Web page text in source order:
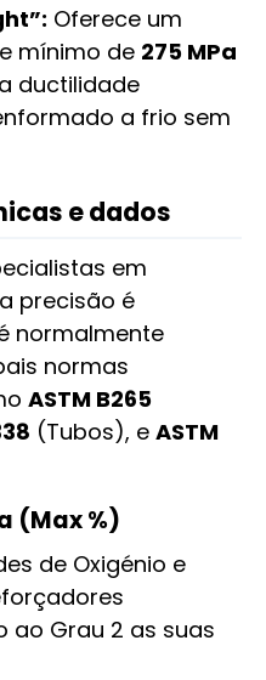
Oferece um
mínimo de 275 MPa
ductilidade
a frio sem
e dados
em
precisão é
normalmente
normas
ASTM B265
(Tubos), e ASTM
(Max %)
de Oxigénio e
ao Grau 2 as suas